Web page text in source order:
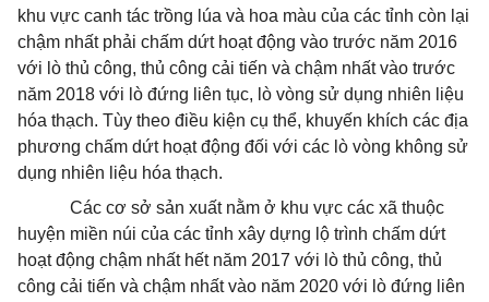
khu vực canh tác trồng lúa và hoa màu của các tỉnh còn lại
chậm nhất phải chấm dứt hoạt động vào trước năm 2016
với lò thủ công, thủ công cải tiến và chậm nhất vào trước
năm 2018 với lò đứng liên tục, lò vòng sử dụng nhiên liệu
hóa thạch. Tùy theo điều kiện cụ thể, khuyến khích các địa
phương chấm dứt hoạt động đối với các lò vòng không sử
dụng nhiên liệu hóa thạch.
Các cơ sở sản xuất nằm ở khu vực các xã thuộc
huyện miền núi của các tỉnh xây dựng lộ trình chấm dứt
hoạt động chậm nhất hết năm 2017 với lò thủ công, thủ
công cải tiến và chậm nhất vào năm 2020 với lò đứng liên